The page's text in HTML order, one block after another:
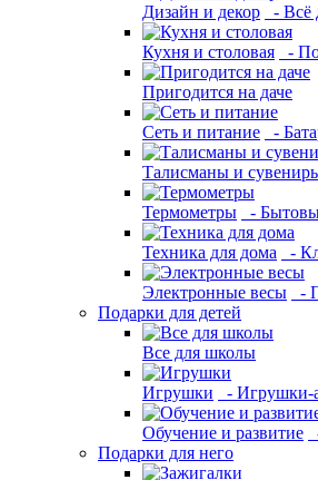
Дизайн и декор - Всё
Кухня и столовая -
Пригодится на даче
Сеть и питание -
Талисманы и
Термометры -
Техника для дома -
Электронные весы -
Подарки для детей
Все для школы
Игрушки - Игрушки-
Обучение и развитие
Подарки для него